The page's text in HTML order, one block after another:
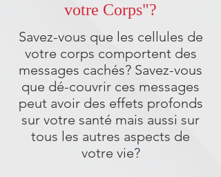
votre Corps"?
Savez-vous que les cellules de
votre corps comportent des
messages cachés? Savez-vous
que dé-couvrir ces messages
peut avoir des effets profonds
sur votre santé mais aussi sur
tous les autres aspects de
votre vie?